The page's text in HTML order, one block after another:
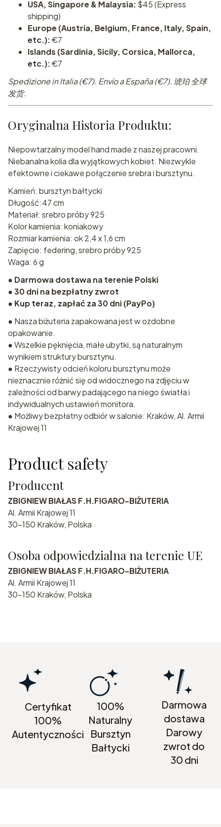
USA, Singapore & Malaysia: $45 (Express
shipping)
Europe (Austria, Belgium, France, Italy, Spain,
etc.):€7
Islands (Sardinia, Sicily, Corsica, Mallorca,
etc.):€7
Spedizione in Italia (€7). Envío a España (€7). 琥珀 全球
发货.
Oryginalna Historia Produktu:
Niepowtarzalny model hand made z naszej pracowni.
Niebanalna kolia dla wyjątkowych kobiet. Niezwykle
efektowne i ciekawe połączenie srebra i bursztynu.
Kamień: bursztyn bałtycki
Długość:47 cm
Materiał: srebro próby 925
Kolor kamienia: koniakowy
Rozmiar kamienia: ok 2,4 x 1,6 cm
Zapięcie: federing, srebro próby 925
Waga: 6 g
● Darmowa dostawa na terenie Polski
●30 dni na bezpłatny zwrot
● Kup teraz, zapłać za 30 dni (PayPo)
● Nasza biżuteria zapakowana jest w ozdobne
opakowanie.
● Wszelkie pęknięcia, małe ubytki, są naturalnym
wynikiem struktury bursztynu.
● Rzeczywisty odcień koloru bursztynu może
nieznacznie różnić się od widocznego na zdjęciu w
zależności od barwy padającego na niego światła i
indywidualnych ustawień monitora.
● Możliwy bezpłatny odbiór w salonie: Kraków, Al. Armii
Krajowej 11
Product safety
Producent
ZBIGNIEW BIAŁAS F.H.FIGARO-BIŻUTERIA
Al. Armii Krajowej 11
30-150 Kraków, Polska
Osoba odpowiedzialna na terenie UE
ZBIGNIEW BIAŁAS F.H.FIGARO-BIŻUTERIA
Al. Armii Krajowej 11
30-150 Kraków, Polska
Certyfikat
100%
Autentyczności
100%
Naturalny
Bursztyn
Bałtycki
Darmowa
dostawa
Darowy
zwrot do
30 dni